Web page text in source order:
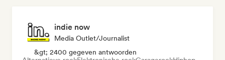
indie now
Media Outlet/Journalist
&gt; 2400 gegeven antwoorden